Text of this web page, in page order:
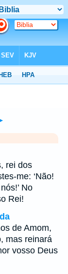
rei dos
me: ‘Não!
No
Rei!
de Amom,
mas reinará
vosso Deus